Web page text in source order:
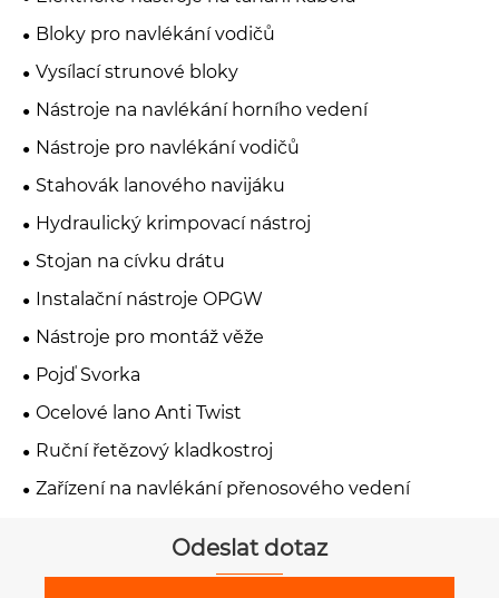
Bloky pro navlékání vodičů
Vysílací strunové bloky
Nástroje na navlékání horního vedení
Nástroje pro navlékání vodičů
Stahovák lanového navijáku
Hydraulický krimpovací nástroj
Stojan na cívku drátu
Instalační nástroje OPGW
Nástroje pro montáž věže
Pojď Svorka
Ocelové lano Anti Twist
Ruční řetězový kladkostroj
Zařízení na navlékání přenosového vedení
Odeslat dotaz